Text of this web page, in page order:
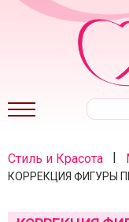
Стиль и Красота |
КОРРЕКЦИЯ ФИГУРЫ